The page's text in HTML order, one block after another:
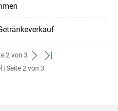
2 von 3
weiter
zum
zum
| Seite 2 von 3